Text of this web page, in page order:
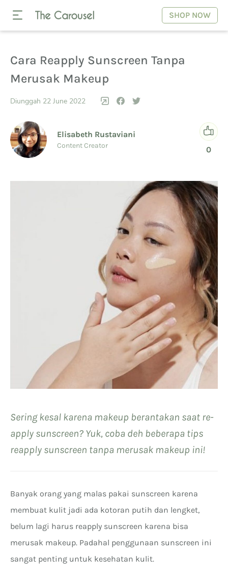
SHOP NOW
Cara Reapply Sunscreen Tanpa
Merusak Makeup
Diunggah 22 June 2022
Elisabeth Rustaviani
Content Creator 0
Sering kesal karena makeup berantakan saat re-
apply sunscreen? Yuk, coba deh beberapa tips
reapply sunscreen tanpa merusak makeup ini!
Banyak orang yang malas pakai sunscreen karena
membuat kulit jadi ada kotoran putih dan lengket,
belum lagi harus reapply sunscreen karena bisa
merusak makeup. Padahal penggunaan sunscreen ini
sangat penting untuk kesehatan kulit.